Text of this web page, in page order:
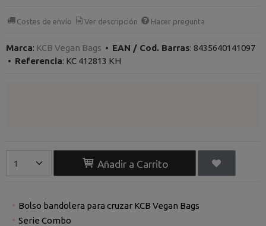
Costes de envío Ver descripción Hacer pregunta
Marca: KCB Vegan Bags • EAN / Cod. Barras: 8435640141097
• Referencia: KC 412813 KH
Añadir a Carrito
Bolso bandolera para cruzar KCB Vegan Bags
Serie Combo